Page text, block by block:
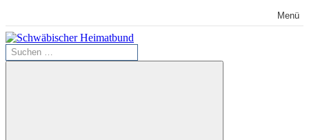
Inhalt
springen
Menü
Schwäbischer
Suchen
nach: